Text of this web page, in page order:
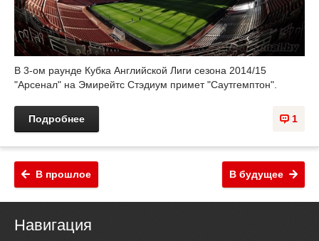
В 3-ом раунде Кубка Английской Лиги сезона 2014/15
"Арсенал" на Эмирейтс Стэдиум примет "Саутгемптон".
1
Подробнее
В будущее
В прошлое
Навигация